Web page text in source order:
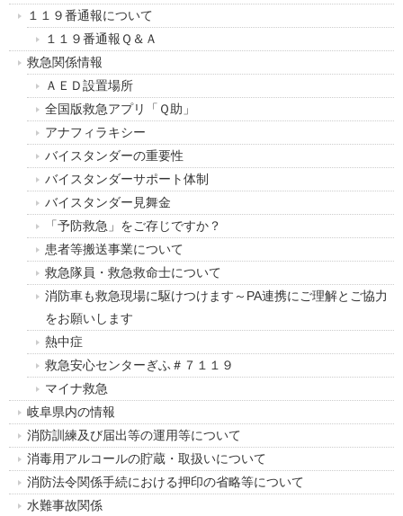
１１９番通報について
１１９番通報Ｑ＆Ａ
救急関係情報
ＡＥＤ設置場所
全国版救急アプリ「Ｑ助」
アナフィラキシー
バイスタンダーの重要性
バイスタンダーサポート体制
バイスタンダー見舞金
「予防救急」をご存じですか？
患者等搬送事業について
救急隊員・救急救命士について
消防車も救急現場に駆けつけます～PA連携にご理解とご協力
をお願いします
熱中症
救急安心センターぎふ＃７１１９
マイナ救急
岐阜県内の情報
消防訓練及び届出等の運用等について
消毒用アルコールの貯蔵・取扱いについて
消防法令関係手続における押印の省略等について
水難事故関係